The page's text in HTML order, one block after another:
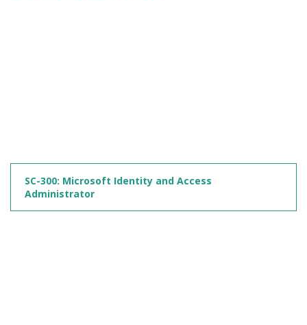
SC-300: Microsoft Identity and Access
Administrator